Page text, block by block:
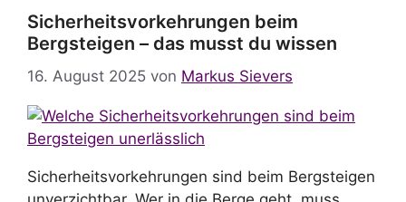
Sicherheitsvorkehrungen beim
Bergsteigen – das musst du wissen
16. August 2025 von Markus Sievers
Sicherheitsvorkehrungen sind beim Bergsteigen